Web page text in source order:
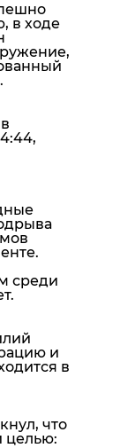
в ходе
4:44,
среди
и
в
что
целью: